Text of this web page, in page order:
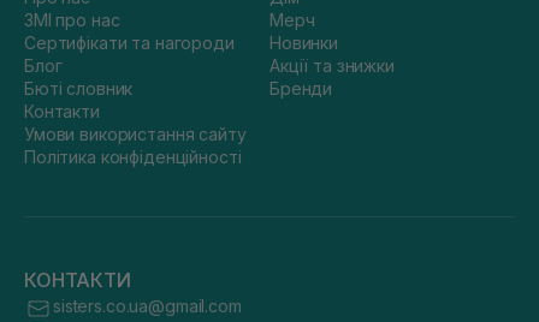
ЗМІ про нас
Сертифікати та нагороди
Блог
Бюті словник
Контакти
Умови використання сайту
Політика конфіденційності
Мерч
Новинки
Акції та знижки
Бренди
КОНТАКТИ
sisters.co.ua@gmail.com